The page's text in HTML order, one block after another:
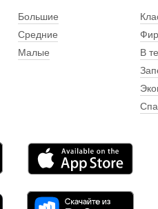
Большие
Средние
Малые
В